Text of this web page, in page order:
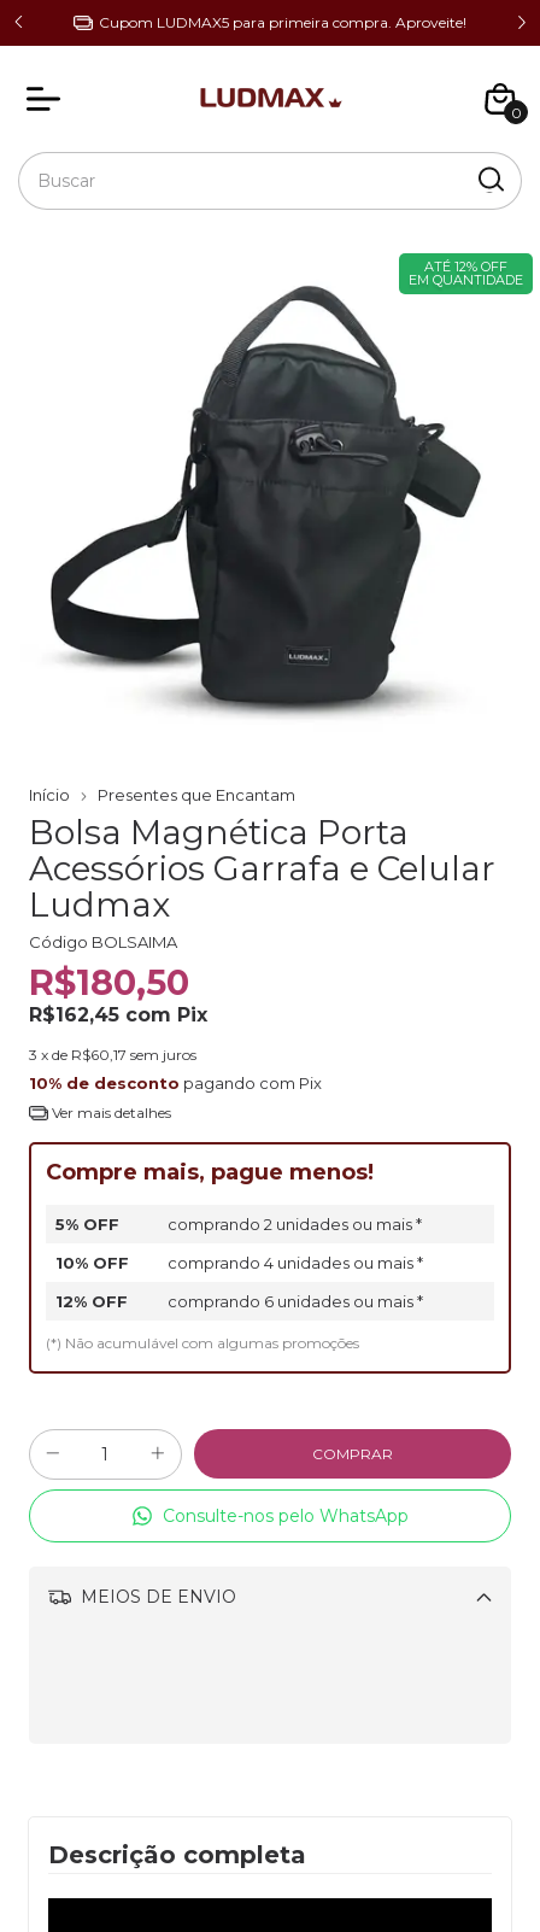
R$ Cupom LUDMAX5 para primeira compra. Aproveite!
0
ATÉ 12% OFF
EM QUANTIDADE
Início Presentes que Encantam
Bolsa Magnética Porta
Acessórios Garrafa e Celular
Ludmax
Código BOLSAIMA
R$180,50
R$162,45 com Pix
3 x de R$60,17 sem juros
10% de desconto pagando com Pix
Ver mais detalhes
Compre mais, pague menos!
5% OFF
comprando 2 unidades ou mais *
10% OFF
comprando 4 unidades ou mais *
12% OFF
comprando 6 unidades ou mais *
(*) Não acumulável com algumas promoções
Consulte-nos pelo WhatsApp
MEIOS DE ENVIO
Descrição completa